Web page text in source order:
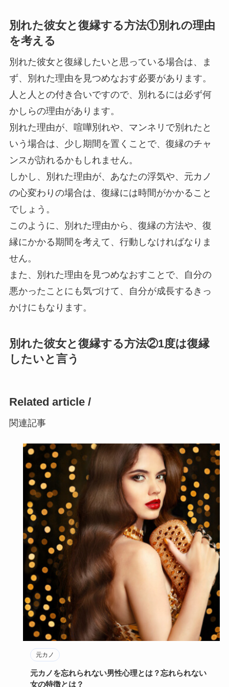
別れた彼女と復縁する方法①別れの理由
を考える
別れた彼女と復縁したいと思っている場合は、ま
ず、別れた理由を見つめなおす必要があります。
人と人との付き合いですので、別れるには必ず何
かしらの理由があります。
別れた理由が、喧嘩別れや、マンネリで別れたと
いう場合は、少し期間を置くことで、復縁のチャ
ンスが訪れるかもしれません。
しかし、別れた理由が、あなたの浮気や、元カノ
の心変わりの場合は、復縁には時間がかかること
でしょう。
このように、別れた理由から、復縁の方法や、復
縁にかかる期間を考えて、行動しなければなりま
せん。
また、別れた理由を見つめなおすことで、自分の
悪かったことにも気づけて、自分が成長するきっ
かけにもなります。
別れた彼女と復縁する方法②1度は復縁
したいと言う
Related article /
関連記事
元カノ
元カノを忘れられない男性心理とは？忘れられない
女の特徴とは？